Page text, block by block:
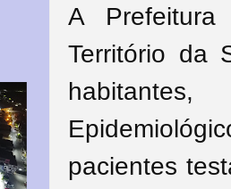
A
Território da
pacientes